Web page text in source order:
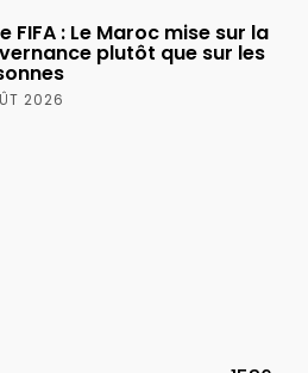
FIFA : Le Maroc mise sur la
plutôt que sur les
2026